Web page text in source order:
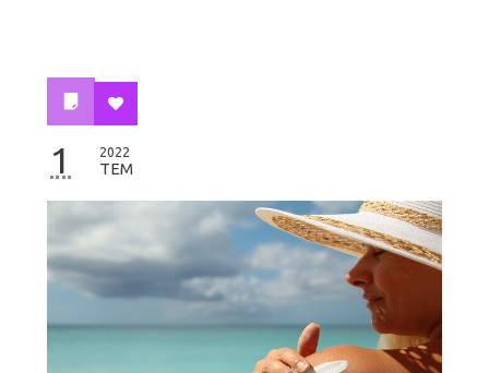
1 2022
TEM